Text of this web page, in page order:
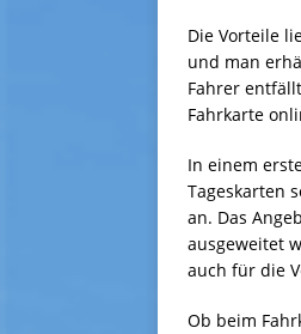
Die Vorteile
und man
Fahrer
Fahrkarte
In einem
Tageskarten
an. Das
ausgeweitet
auch für die
Ob beim